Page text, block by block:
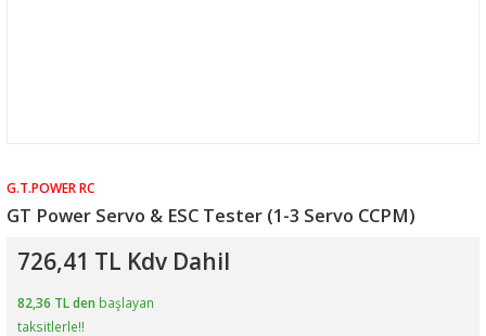
G.T.POWER RC
GT Power Servo & ESC Tester (1-3 Servo CCPM)
726,41 TL Kdv Dahil
82,36 TL den başlayan
taksitlerle!!